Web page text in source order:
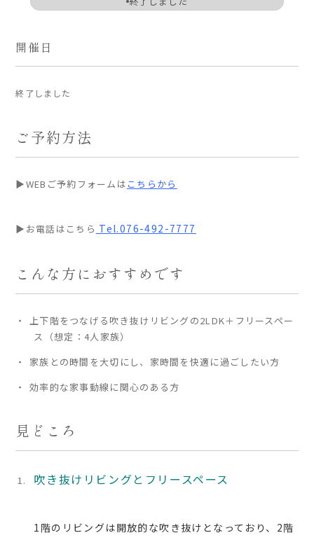
- 外構デザイン
- 高耐久性能
家づくりの流れ
よくあるご質問
企業情報
採用情報
暮らしの器
開催日
終了しました
ご予約方法
▶WEBご予約フォームは こちらから
▶お電話はこちら Tel.076-492-7777
こんな方におすすめです
上下階をつなげる吹き抜けリビングの2LDK＋フリースペー
ス（想定：4人家族）
家族との時間を大切にし、家時間を快適に過ごしたい方
効率的な家事動線に関心のある方
見どころ
吹き抜けリビングとフリースペース
1階のリビングは開放的な吹き抜けとなっており、2階